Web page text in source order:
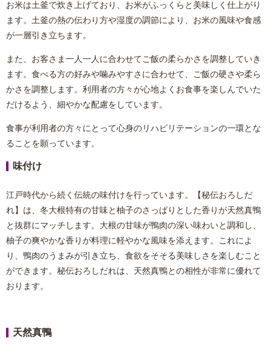
お米は土釜で炊き上げており、お米がふっくらと美味しく仕上がり
ます。土釜の熱の伝わり方や湿度の調節により、お米の風味や食感
が一層引き立ちます。
また、お客さま一人一人に合わせてご飯の柔らかさを調整していき
ます。食べる方の好みや噛みやすさに合わせて、ご飯の硬さや柔ら
かさを調整します。利用者の方々が心地よくお食事を楽しんでいた
だけるよう、細やかな配慮をしています。
食事が利用者の方々にとって心身のリハビリテーションの一環とな
ることを願っています。
味付け
江戸時代から続く伝統の味付けを行っています。【秘伝おろしだ
れ】は、冬大根特有の甘味と柚子のさっぱりとした香りが天然真鴨
と抜群にマッチします。大根の甘味が鴨肉の深い味わいと調和し、
柚子の爽やかな香りが料理に軽やかな風味を添えます。これによ
り、鴨肉のうまみが引き立ち、食欲をそそる美味しさを楽しむこと
ができます。秘伝おろしだれは、天然真鴨との相性が非常に優れて
おります。
天然真鴨